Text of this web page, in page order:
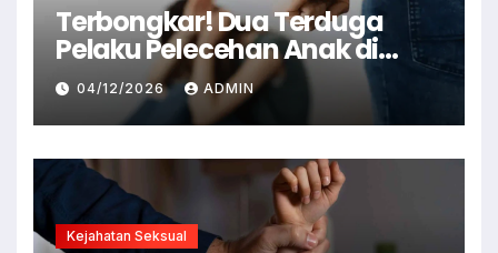
Terbongkar! Dua Terduga
Pelaku Pelecehan Anak di
Cianjur Ditangkap Polisi
04/12/2026 ADMIN
Kejahatan Seksual